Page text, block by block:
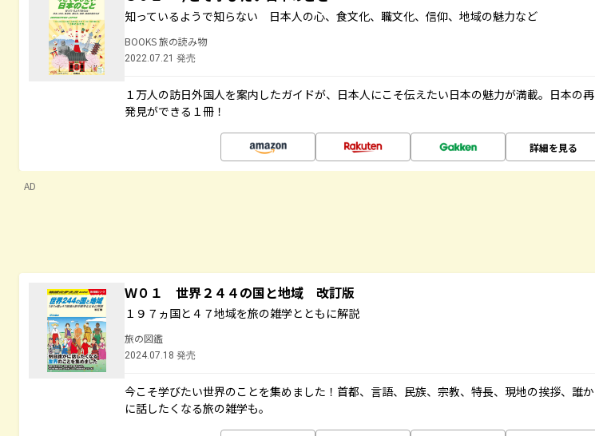
知っているようで知らない 日本人の心、食文化、職文化、信仰、地域の魅力など
BOOKS 旅の読み物
2022.07.21 発売
１万人の訪日外国人を案内したガイドが、日本人にこそ伝えたい日本の魅力が満載。日本の再
発見ができる１冊！
詳細を見る
AD
Ｗ０１ 世界２４４の国と地域 改訂版
１９７ヵ国と４７地域を旅の雑学とともに解説
旅の図鑑
2024.07.18 発売
今こそ学びたい世界のことを集めました！首都、言語、民族、宗教、特長、現地の挨拶、誰か
に話したくなる旅の雑学も。